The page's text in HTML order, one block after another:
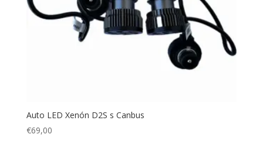
Auto LED Xenón D2S s Canbus
€69,00